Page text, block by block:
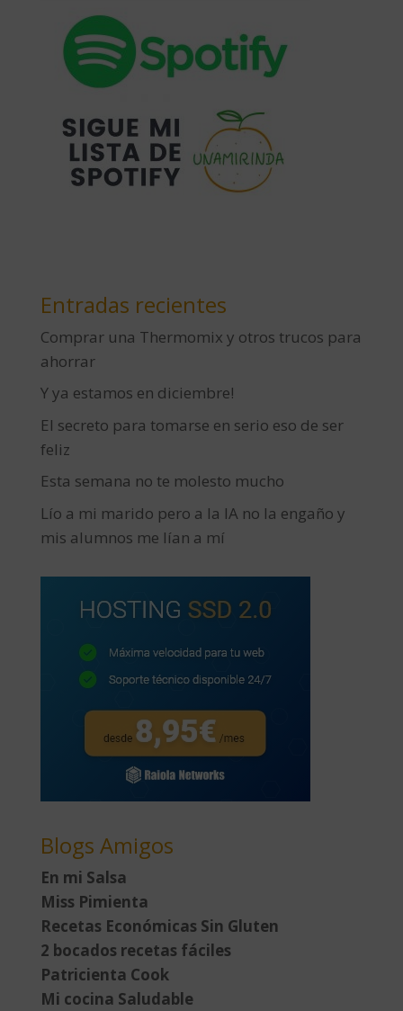
Entradas recientes
Comprar una Thermomix y otros trucos para
ahorrar
Y ya estamos en diciembre!
El secreto para tomarse en serio eso de ser
feliz
Esta semana no te molesto mucho
Lío a mi marido pero a la IA no la engaño y
mis alumnos me lían a mí
Blogs Amigos
En mi Salsa
Miss Pimienta
Recetas Económicas Sin Gluten
2 bocados recetas fáciles
Patricienta Cook
Mi cocina Saludable